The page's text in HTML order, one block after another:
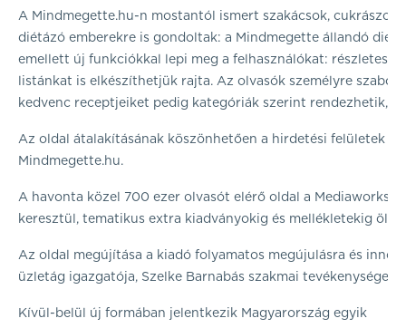
A Mindmegette.hu-n mostantól ismert szakácsok,
diétázó emberekre is gondoltak: a Mindmegette állandó
emellett új funkciókkal lepi meg a felhasználókat: részletes
listánkat is elkészíthetjük rajta. Az olvasók személyre
kedvenc receptjeiket pedig kategóriák szerint rendezhetik,
Az oldal átalakításának köszönhetően a hirdetési felületek
Mindmegette.hu.
A havonta közel 700 ezer olvasót elérő oldal a Mediaworks
keresztül, tematikus extra kiadványokig és mellékletekig
Az oldal megújítása a kiadó folyamatos megújulásra és
üzletág igazgatója, Szelke Barnabás szakmai
Kívül-belül új formában jelentkezik Magyarország egyik